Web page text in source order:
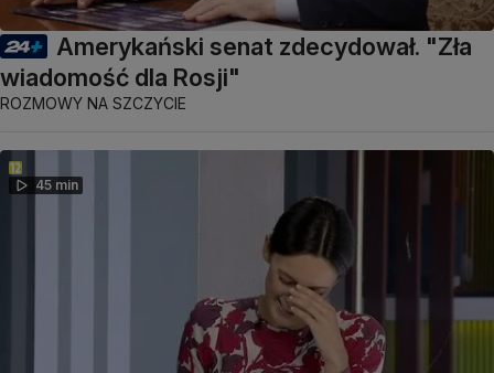
Amerykański senat zdecydował. "Zła
wiadomość dla Rosji"
ROZMOWY NA SZCZYCIE
45 min